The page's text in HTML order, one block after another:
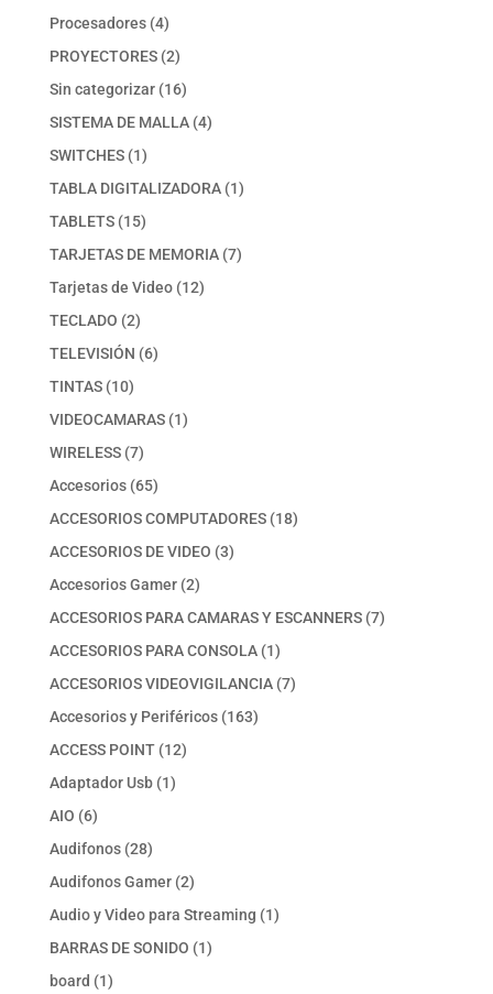
Procesadores 44
productos
PROYECTORES 22
productos
Sin categorizar 1616
productos
SISTEMA DE MALLA 44
SWITCHES 11
producto
TABLA DIGITALIZADORA 11
TABLETS 1515
productos
TARJETAS DE MEMORIA 77
Tarjetas de Video 1212
TECLADO 22
productos
TELEVISIÓN 66
TINTAS 1010
productos
VIDEOCAMARAS 11
WIRELESS 77
productos
Accesorios 6565
productos
ACCESORIOS COMPUTADORES 1818
ACCESORIOS DE VIDEO 33
Accesorios Gamer 22
productos
ACCESORIOS PARA CAMARAS Y ESCANNERS 77
ACCESORIOS PARA CONSOLA 11
producto
ACCESORIOS VIDEOVIGILANCIA 77
Accesorios y Periféricos 163163
ACCESS POINT 1212
Adaptador Usb 11
AIO 66
productos
Audifonos 2828
productos
Audifonos Gamer 22
productos
Audio y Video para Streaming 11
BARRAS DE SONIDO 11
board 11